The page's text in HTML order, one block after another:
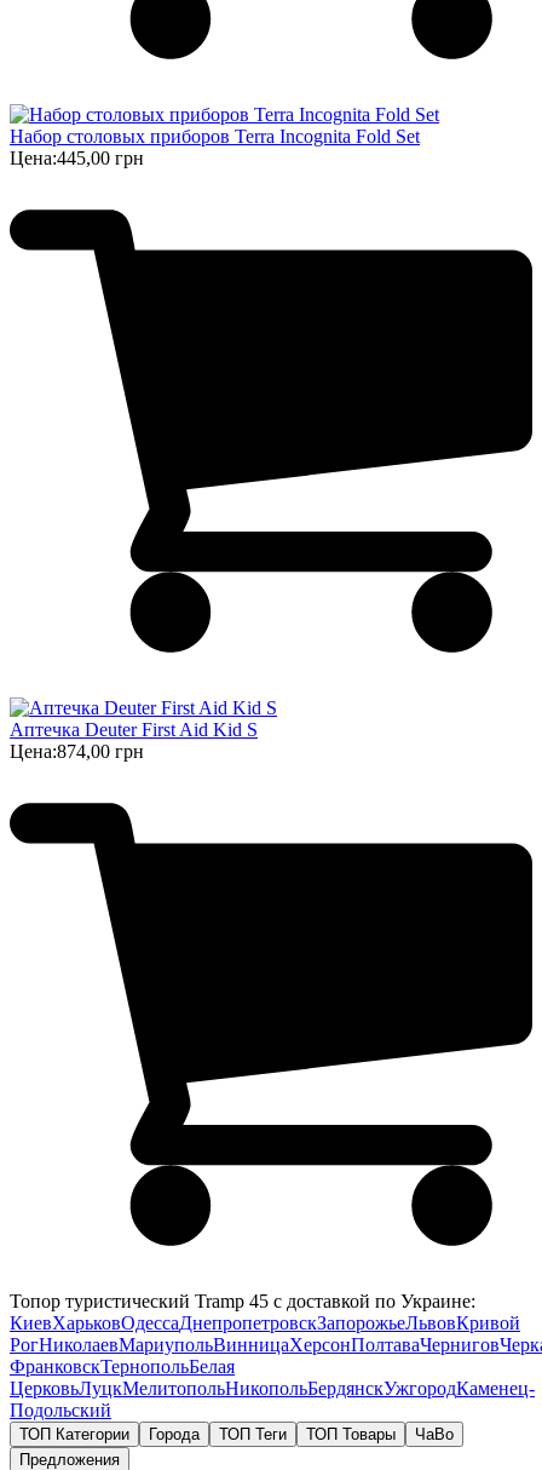
Набор столовых приборов Terra Incognita Fold Set
Цена:445,00 грн
Аптечка Deuter First Aid Kid S
Цена:874,00 грн
Топор туристический Tramp 45 с доставкой по Украине:
КиевХарьковОдессаДнепропетровскЗапорожьеЛьвовКривой
РогНиколаевМариупольВинницаХерсонПолтаваЧернигов
ФранковскТернопольБелая
ЦерковьЛуцкМелитопольНикопольБердянскУжгородКаменец-
Подольский
ТОП Категории Города ТОП Теги ТОП Товары
ЧаВо
Предложения